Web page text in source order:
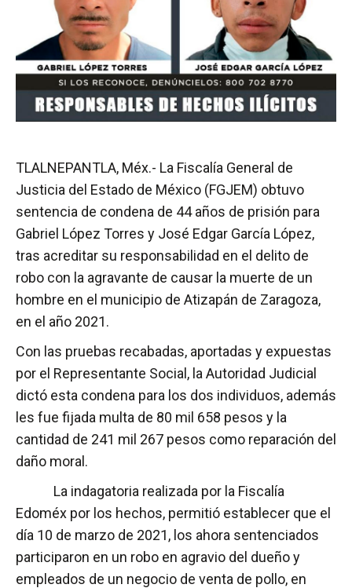
TLALNEPANTLA, Méx.- La Fiscalía General de
Justicia del Estado de México (FGJEM) obtuvo
sentencia de condena de 44 años de prisión para
Gabriel López Torres y José Edgar García López,
tras acreditar su responsabilidad en el delito de
robo con la agravante de causar la muerte de un
hombre en el municipio de Atizapán de Zaragoza,
en el año 2021.
Con las pruebas recabadas, aportadas y expuestas
por el Representante Social, la Autoridad Judicial
dictó esta condena para los dos individuos, además
les fue fijada multa de 80 mil 658 pesos y la
cantidad de 241 mil 267 pesos como reparación del
daño moral.
La indagatoria realizada por la Fiscalía
Edoméx por los hechos, permitió establecer que el
día 10 de marzo de 2021, los ahora sentenciados
participaron en un robo en agravio del dueño y
empleados de un negocio de venta de pollo, en